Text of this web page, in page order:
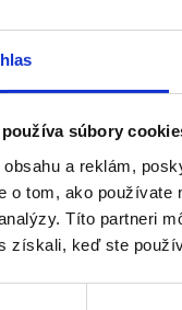
súbory
obsahu a reklám,
o tom, ako
Títo partneri
získali, keď ste